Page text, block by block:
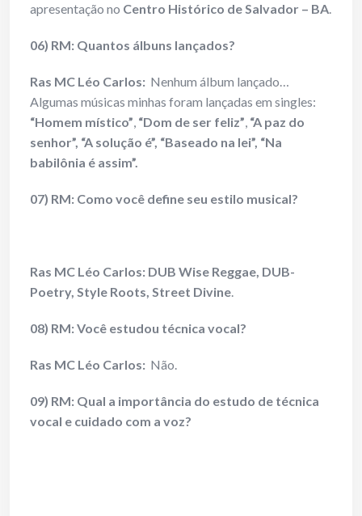
apresentação no Centro Histórico de Salvador – BA.
06) RM: Quantos álbuns lançados?
Ras MC Léo Carlos: Nenhum álbum lançado…
Algumas músicas minhas foram lançadas em singles:
“Homem místico”, “Dom de ser feliz”, “A paz do
senhor”, “A solução é”, “Baseado na lei”, “Na
babilônia é assim”.
07) RM: Como você define seu estilo musical?
Ras MC Léo Carlos: DUB Wise Reggae, DUB-
Poetry, Style Roots, Street Divine.
08) RM: Você estudou técnica vocal?
Ras MC Léo Carlos: Não.
09) RM: Qual a importância do estudo de técnica
vocal e cuidado com a voz?